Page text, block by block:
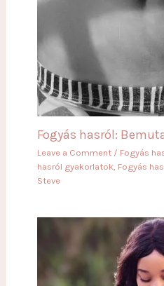
Fogyás hasról:
Leave a Comment / Fogyás
hasról gyakorlatok Fogyás
Steve